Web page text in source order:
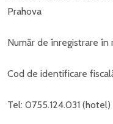
Prahova
Număr de înregistrare în
Cod de identificare
Tel: 0755.124.031 (hotel)